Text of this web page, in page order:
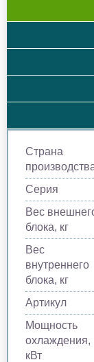
Страна
Серия
Вес
блока, кг
Вес
внутреннего
блока, кг
Артикул
Мощность
охлаждения,
кВт